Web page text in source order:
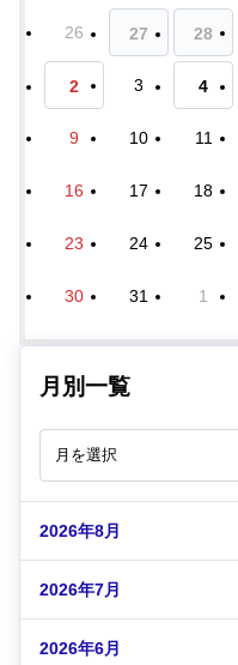
26 27 28
2 3 4
9 10 11
16 17 18
23 24 25
30 31 1
月別一覧
2026年8月
2026年7月
2026年6月